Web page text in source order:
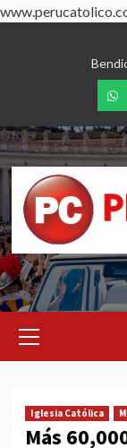
Menu
Iglesia Católica
Más